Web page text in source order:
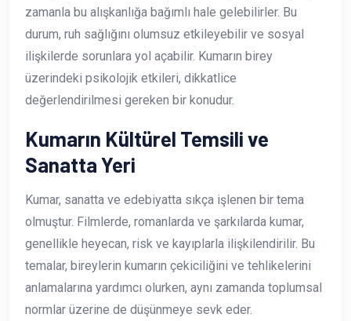
zamanla bu alışkanlığa bağımlı hale gelebilirler. Bu
durum, ruh sağlığını olumsuz etkileyebilir ve sosyal
ilişkilerde sorunlara yol açabilir. Kumarın birey
üzerindeki psikolojik etkileri, dikkatlice
değerlendirilmesi gereken bir konudur.
Kumarın Kültürel Temsili ve
Sanatta Yeri
Kumar, sanatta ve edebiyatta sıkça işlenen bir tema
olmuştur. Filmlerde, romanlarda ve şarkılarda kumar,
genellikle heyecan, risk ve kayıplarla ilişkilendirilir. Bu
temalar, bireylerin kumarın çekiciliğini ve tehlikelerini
anlamalarına yardımcı olurken, aynı zamanda toplumsal
normlar üzerine de düşünmeye sevk eder.